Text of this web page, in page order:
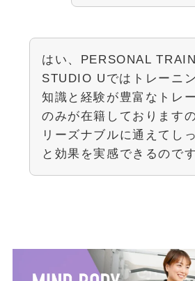
はい、PERSONAL
STUDIO Uではトレーニ
知識と経験が豊富なトレ
のみが在籍しておりますの
リーズナブルに通えてし
と効果を実感できるのです